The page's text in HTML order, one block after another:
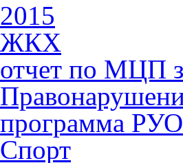
2015
ЖКХ
отчет по МЦП
программа РУО
Спорт